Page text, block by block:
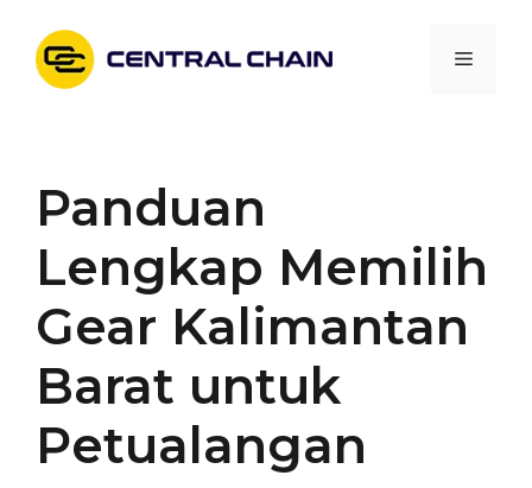
content
Menu
Panduan
Lengkap Memilih
Gear Kalimantan
Barat untuk
Petualangan